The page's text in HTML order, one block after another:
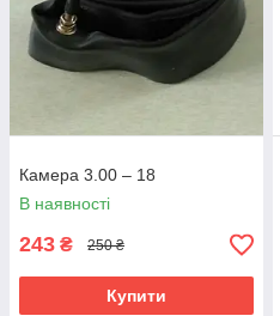
Камера 3.00 – 18
В наявності
243 ₴ 250 ₴
Купити